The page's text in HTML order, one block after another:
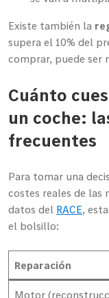
Existe también la
supera el 10% del
comprar, puede ser
Cuánto
un coche:
frecuentes
Para tomar una
costes reales de las
datos del RACE,
el bolsillo:
Reparación
Motor